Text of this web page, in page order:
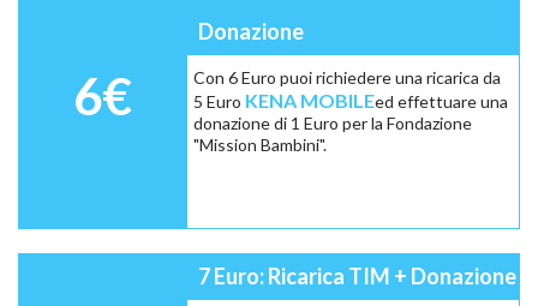
6€
Donazione
Con 6 Euro puoi richiedere una ricarica da
5 Euro KENA MOBILEed effettuare una
donazione di 1 Euro per la Fondazione
"Mission Bambini".
7 Euro: Ricarica TIM + Donazione